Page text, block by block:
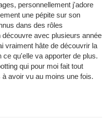
personnellement j'adore
une pépite sur son
dans des rôles
avec plusieurs année
vraiment hâte de découvrir la
qu'elle va apporter de plus.
qui pour moi fait tout
avoir vu au moins une fois.